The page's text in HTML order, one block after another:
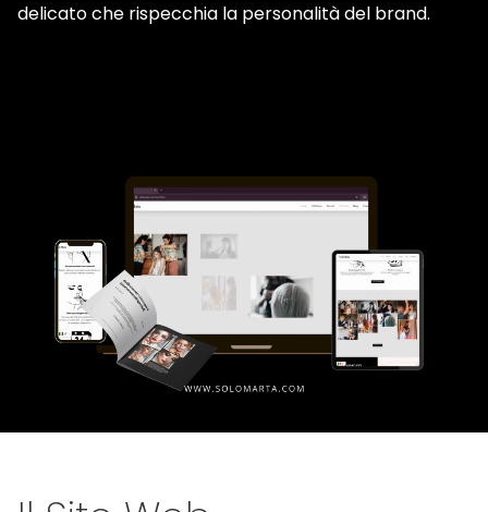
delicato che rispecchia la personalità del brand.